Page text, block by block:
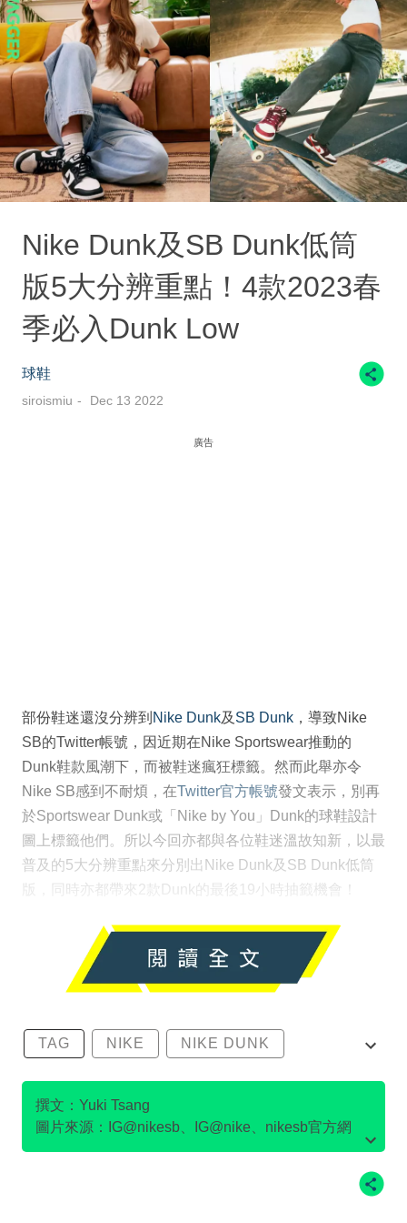
Nike Dunk及SB Dunk低筒
版5大分辨重點！4款2023春
季必入Dunk Low
球鞋
siroismiu Dec 13 2022
廣告
部份鞋迷還沒分辨到 Nike Dunk及 SB Dunk ，導致Nike
SB的Twitter帳號，因近期在Nike Sportswear推動的
Dunk鞋款風潮下，而被鞋迷瘋狂標籤。然而此舉亦令
Nike SB感到不耐煩，在Twitter官方帳號發文表示，別再
於Sportswear Dunk或「Nike by You」Dunk的球鞋設計
圖上標籤他們。所以今回亦都與各位鞋迷溫故知新，以最
普及的5大分辨重點來分別出Nike Dunk及SB Dunk低筒
版，同時亦都帶來2款Dunk的最後19小時抽籤機會！
TAG NIKE NIKE DUNK
SB DUNK
撰文：Yuki Tsang
圖片來源：IG@nikesb、IG@nike、nikesb官方網
站、Twitter@nikesb截圖、nike官方網站、